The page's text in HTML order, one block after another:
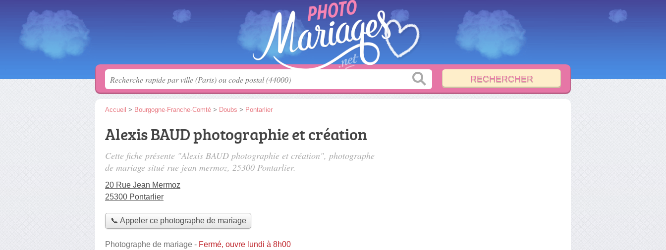
Accueil > Bourgogne-Franche-Comté > Doubs > Pontarlier
Alexis BAUD photographie et création
Cette fiche présente "Alexis BAUD photographie et création", photographe
de mariage situé rue jean mermoz, 25300 Pontarlier.
20 Rue Jean Mermoz
25300 Pontarlier
📞 Appeler ce photographe de mariage
Photographe de mariage - Fermé, ouvre lundi à 8h00